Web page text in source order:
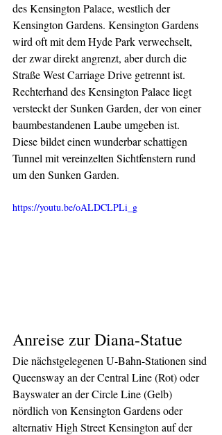
des Kensington Palace, westlich der
Kensington Gardens. Kensington Gardens
wird oft mit dem Hyde Park verwechselt,
der zwar direkt angrenzt, aber durch die
Straße West Carriage Drive getrennt ist.
Rechterhand des Kensington Palace liegt
versteckt der Sunken Garden, der von einer
baumbestandenen Laube umgeben ist.
Diese bildet einen wunderbar schattigen
Tunnel mit vereinzelten Sichtfenstern rund
um den Sunken Garden.
https://youtu.be/oALDCLPLi_g
Anreise zur Diana-Statue
Die nächstgelegenen U-Bahn-Stationen sind
Queensway an der Central Line (Rot) oder
Bayswater an der Circle Line (Gelb)
nördlich von Kensington Gardens oder
alternativ High Street Kensington auf der